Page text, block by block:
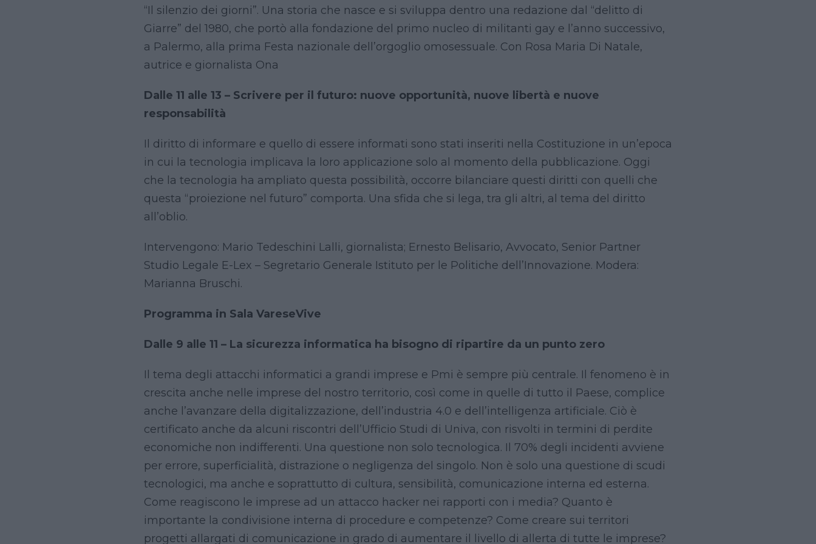
“Il silenzio dei giorni”. Una storia che nasce e si sviluppa dentro una redazione dal “delitto di
Giarre” del 1980, che portò alla fondazione del primo nucleo di militanti gay e l’anno successivo,
a Palermo, alla prima Festa nazionale dell’orgoglio omosessuale. Con Rosa Maria Di Natale,
autrice e giornalista Ona
Dalle 11 alle 13 – Scrivere per il futuro: nuove opportunità, nuove libertà e nuove
responsabilità
Il diritto di informare e quello di essere informati sono stati inseriti nella Costituzione in un’epoca
in cui la tecnologia implicava la loro applicazione solo al momento della pubblicazione. Oggi
che la tecnologia ha ampliato questa possibilità, occorre bilanciare questi diritti con quelli che
questa “proiezione nel futuro” comporta. Una sfida che si lega, tra gli altri, al tema del diritto
all’oblio.
Intervengono: Mario Tedeschini Lalli, giornalista; Ernesto Belisario, Avvocato, Senior Partner
Studio Legale E-Lex – Segretario Generale Istituto per le Politiche dell’Innovazione. Modera:
Marianna Bruschi.
Programma in Sala VareseVive
Dalle 9 alle 11 – La sicurezza informatica ha bisogno di ripartire da un punto zero
Il tema degli attacchi informatici a grandi imprese e Pmi è sempre più centrale. Il fenomeno è in
crescita anche nelle imprese del nostro territorio, così come in quelle di tutto il Paese, complice
anche l’avanzare della digitalizzazione, dell’industria 4.0 e dell’intelligenza artificiale. Ciò è
certificato anche da alcuni riscontri dell’Ufficio Studi di Univa, con risvolti in termini di perdite
economiche non indifferenti. Una questione non solo tecnologica. Il 70% degli incidenti avviene
per errore, superficialità, distrazione o negligenza del singolo. Non è solo una questione di scudi
tecnologici, ma anche e soprattutto di cultura, sensibilità, comunicazione interna ed esterna.
Come reagiscono le imprese ad un attacco hacker nei rapporti con i media? Quanto è
importante la condivisione interna di procedure e competenze? Come creare sui territori
progetti allargati di comunicazione in grado di aumentare il livello di allerta di tutte le imprese?